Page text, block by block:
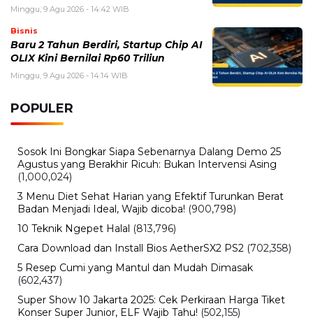
Minggu, 9 Agu 2026 - 14:42 WIB
Bisnis
Baru 2 Tahun Berdiri, Startup Chip AI
OLIX Kini Bernilai Rp60 Triliun
Minggu, 9 Agu 2026 - 14:14 WIB
POPULER
Sosok Ini Bongkar Siapa Sebenarnya Dalang Demo 25
Agustus yang Berakhir Ricuh: Bukan Intervensi Asing
(1,000,024)
3 Menu Diet Sehat Harian yang Efektif Turunkan Berat
Badan Menjadi Ideal, Wajib dicoba! (900,798)
10 Teknik Ngepet Halal (813,796)
Cara Download dan Install Bios AetherSX2 PS2 (702,358)
5 Resep Cumi yang Mantul dan Mudah Dimasak
(602,437)
Super Show 10 Jakarta 2025: Cek Perkiraan Harga Tiket
Konser Super Junior, ELF Wajib Tahu! (502,155)